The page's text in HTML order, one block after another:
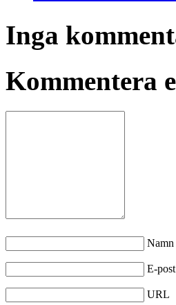
Inga
Kommentera
Namn
E-
URL